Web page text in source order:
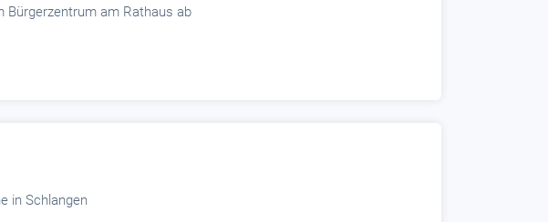
Bürgerzentrum am Rathaus ab
in Schlangen